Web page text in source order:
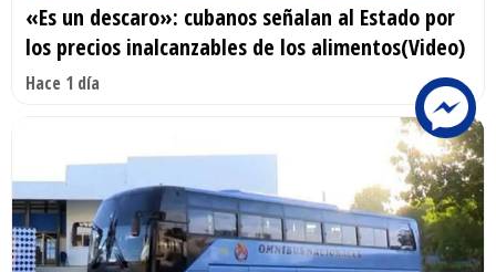
«Es un descaro»: cubanos señalan al Estado por
los precios inalcanzables de los alimentos(Video)
Hace 1 día